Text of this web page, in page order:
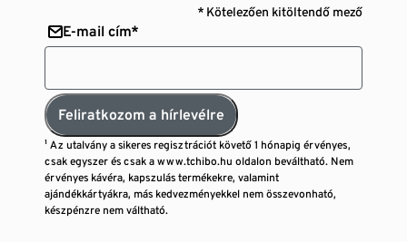
* Kötelezően kitöltendő mező
E-mail cím*
Feliratkozom a hírlevélre
¹ Az utalvány a sikeres regisztrációt követő 1 hónapig érvényes,
csak egyszer és csak a www.tchibo.hu oldalon beváltható. Nem
érvényes kávéra, kapszulás termékekre, valamint
ajándékkártyákra, más kedvezményekkel nem összevonható,
készpénzre nem váltható.